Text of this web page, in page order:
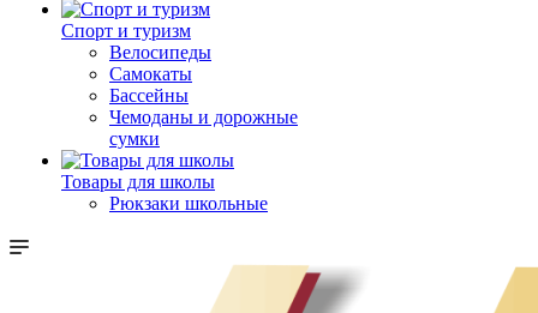
Спорт и туризм
Велосипеды
Самокаты
Бассейны
Чемоданы и дорожные
сумки
Товары для школы
Рюкзаки школьные